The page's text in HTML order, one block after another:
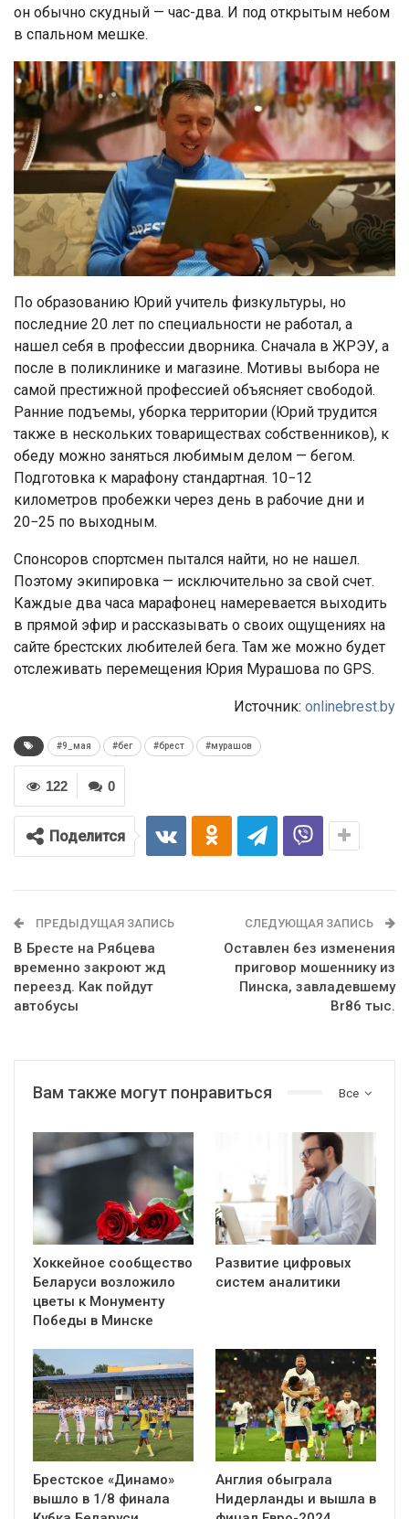
он обычно скудный — час-два. И под открытым небом
в спальном мешке.
По образованию Юрий учитель физкультуры, но
последние 20 лет по специальности не работал, а
нашел себя в профессии дворника. Сначала в ЖРЭУ, а
после в поликлинике и магазине. Мотивы выбора не
самой престижной профессией объясняет свободой.
Ранние подъемы, уборка территории (Юрий трудится
также в нескольких товариществах собственников), к
обеду можно заняться любимым делом — бегом.
Подготовка к марафону стандартная. 10−12
километров пробежки через день в рабочие дни и
20−25 по выходным.
Спонсоров спортсмен пытался найти, но не нашел.
Поэтому экипировка — исключительно за свой счет.
Каждые два часа марафонец намеревается выходить
в прямой эфир и рассказывать о своих ощущениях на
сайте брестских любителей бега. Там же можно будет
отслеживать перемещения Юрия Мурашова по GPS.
Источник: onlinebrest.by
#9_мая #бег #брест #мурашов
0
122
Поделится
ПРЕДЫДУЩАЯ ЗАПИСЬ
В Бресте на Рябцева
временно закроют жд
переезд. Как пойдут
автобусы
СЛЕДУЮЩАЯ ЗАПИСЬ
Оставлен без изменения
приговор мошеннику из
Пинска, завладевшему
Br86 тыс.
Все
Вам также могут понравиться
Хоккейное сообщество
Беларуси возложило
цветы к Монументу
Победы в Минске
Развитие цифровых
систем аналитики
Брестское «Динамо»
вышло в 1/8 финала
Англия обыграла
Нидерланды и вышла в